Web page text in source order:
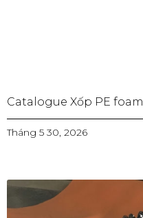
Catalogue Xốp PE foam
Tháng 5 30, 2026